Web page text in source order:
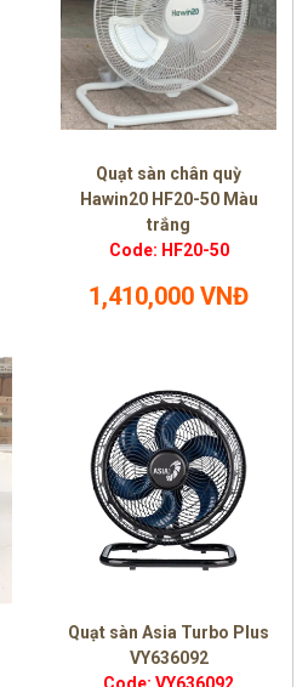
Quạt sàn chân quỳ
Hawin20 HF20-50 Màu
trắng
Code: HF20-50
1,410,000 VNĐ
Quạt sàn Asia Turbo Plus
VY636092